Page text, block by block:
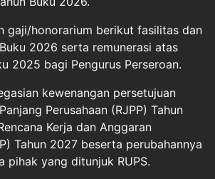
gaji/honorarium berikut fasilitas dan
2026 serta remunerasi atas
2025 bagi Pengurus Perseroan.
kewenangan persetujuan
Perusahaan (RJPP) Tahun
Kerja dan Anggaran
Tahun 2027 beserta perubahannya
pihak yang ditunjuk RUPS.